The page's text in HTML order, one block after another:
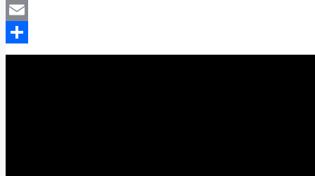
Pinterest
Email
Compartir